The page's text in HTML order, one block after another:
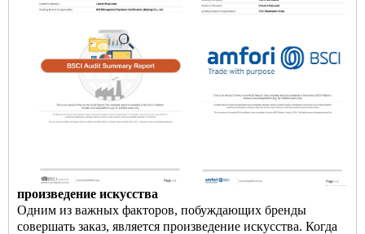
произведение искусства
Одним из важных факторов, побуждающих бренды
совершать заказ, является произведение искусства. Когда